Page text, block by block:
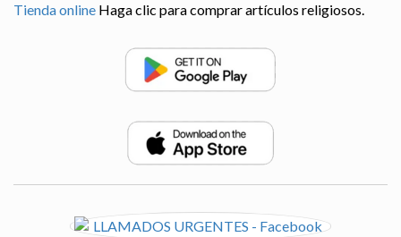
Tienda online Haga clic para comprar artículos religiosos.